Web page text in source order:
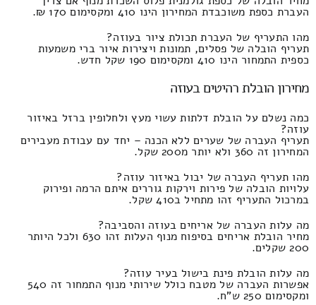
העברת כספת משוכבדת המחירון הינו 410 ומקסימום 170 ₪.
מהו התעריף של העברת תכולת ציור בעוזה?
תעריף הובלה של פסלים, תמונות ויצירות איור ברי משמעות
כספית התמחור הינו 410 ומקסימום 190 שקל חדש.
מחירון הובלת רהיטים בעוזה
כמה נשלם על הובלת דלתות עשוי מעץ ולחלופין ברזל באיזור
עוזה?
תעריף העברה של שערים ללא הכנה – יחד עם עבודת מעבירים
המחירון זה 360 ולא יותר מ200 שקל.
מהו תעריף העברה של יבול באיזור עוזה?
עלויות הובלה של פירות וירקות גוררים איתם הרמה ופירוק
במרכול התעריף זהו מתחיל ב410 שקל.
מה עלות העברה של אריחים בעוזה והסביבה?
מחיר הובלת אריחים בסיפוח מנוף העלות זהו 630 ולכל היותר
200 שקלים.
מה עלות הובלת פינת בישול בעיר עוזה?
אפשרות העברה של מטבח כולל שירותי מנוף התמחור זה 540
ומקסימום 250 ש"ח.